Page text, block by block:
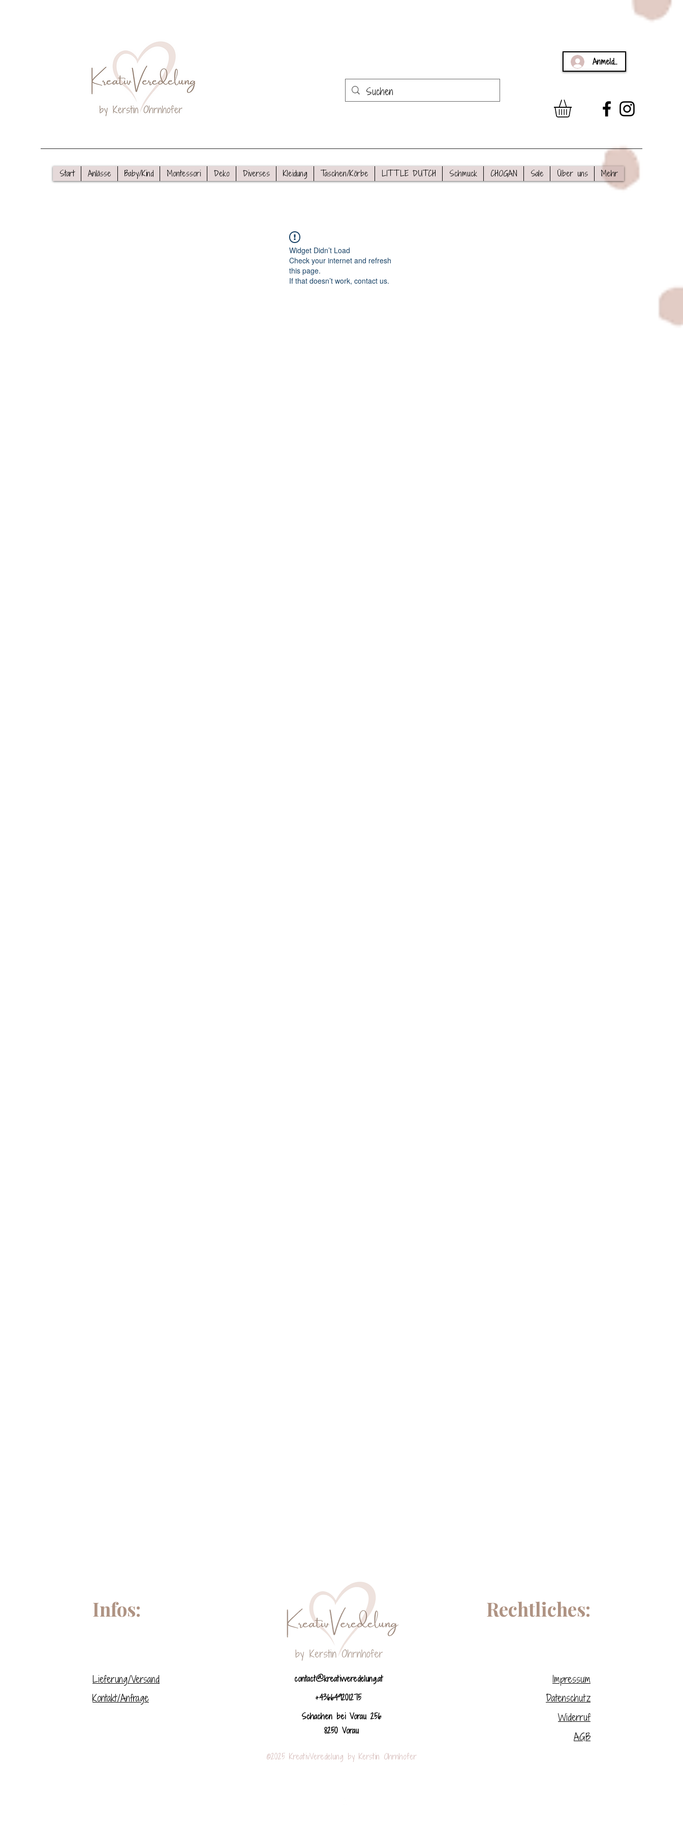
Anmelden
Start Anlässe Baby/Kind Montessori Deko Diverses Kleidung Taschen/Körbe LITTLE DUTCH Schmuck CHOGAN Sale Über uns Mehr
Widget Didn’t Load
Check your internet and refresh
this page.
If that doesn’t work, contact us.
Infos:
Lieferung/Versand
Kontakt/Anfrage
contact@kreativveredelung.at
+436649201275
Rechtliches:
Impressum
Datenschutz
Schachen bei Vorau 256
8250 Vorau
Widerruf
AGB
©2025 KreativVeredelung by Kerstin Ohrnhofer